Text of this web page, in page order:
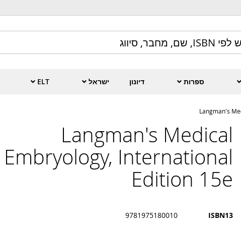
ספרות דיונון ישראל ELT
Langman's
Langman's Medical
Embryology, International
Edition 15e
ISBN13
9781975180010